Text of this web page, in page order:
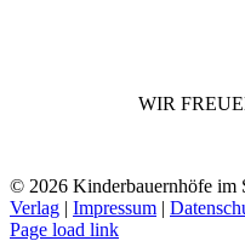
WIR FREUE
© 2026 Kinderbauernhöfe im
Verlag | Impressum |
Facebook
Instagram
Tiktok
Page load link